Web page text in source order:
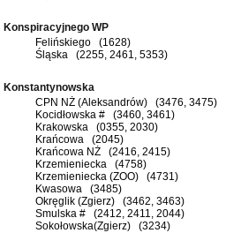
Konspiracyjnego WP
Felińskiego (1628)
Śląska (2255, 2461, 5353)
Konstantynowska
CPN NŻ (Aleksandrów) (3476, 3475)
Kocidłowska # (3460, 3461)
Krakowska (0355, 2030)
Krańcowa (2045)
Krańcowa NŻ (2416, 2415)
Krzemieniecka (4758)
Krzemieniecka (ZOO) (4731)
Kwasowa (3485)
Okręglik (Zgierz) (3462, 3463)
Smulska # (2412, 2411, 2044)
Sokołowska(Zgierz) (3234)